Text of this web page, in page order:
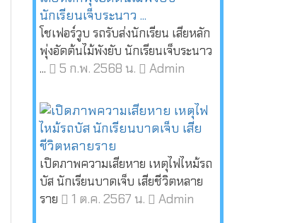
โชเฟอร์วูบ รถรับส่งนักเรียน เสียหลัก
พุ่งอัดต้นไม้พังยับ นักเรียนเจ็บระนาว
...
5 ก.พ. 2568 น. Admin
เปิดภาพความเสียหาย เหตุไฟไหม้รถ
บัส นักเรียนบาดเจ็บ เสียชีวิตหลาย
ราย
1 ต.ค. 2567 น. Admin